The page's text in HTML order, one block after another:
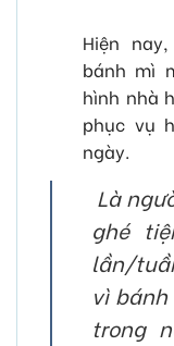
Hiện
bánh mì
hình nhà
phục vụ
ngày.
Là
ghé
lần/
vì
trong